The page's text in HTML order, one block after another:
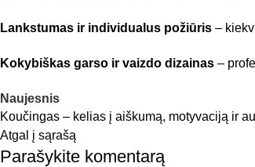
Lankstumas ir individualus požiūris –
Kokybiškas garso ir vaizdo dizainas –
Naujesnis
Koučingas – kelias į aiškumą, motyvaciją ir
Atgal į sąrašą
Parašykite komentarą